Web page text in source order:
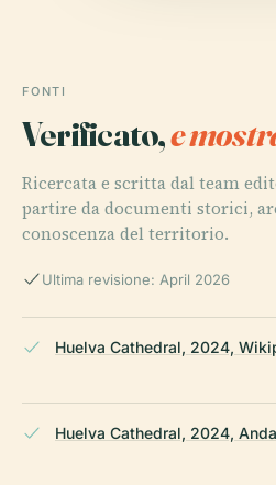
FONTI
Verificato,e
Ricercata e scritta dal team
partire da documenti storici,
conoscenza del territorio.
Ultima revisione: April 2026
Huelva Cathedral, 2024,
Huelva Cathedral, 2024,